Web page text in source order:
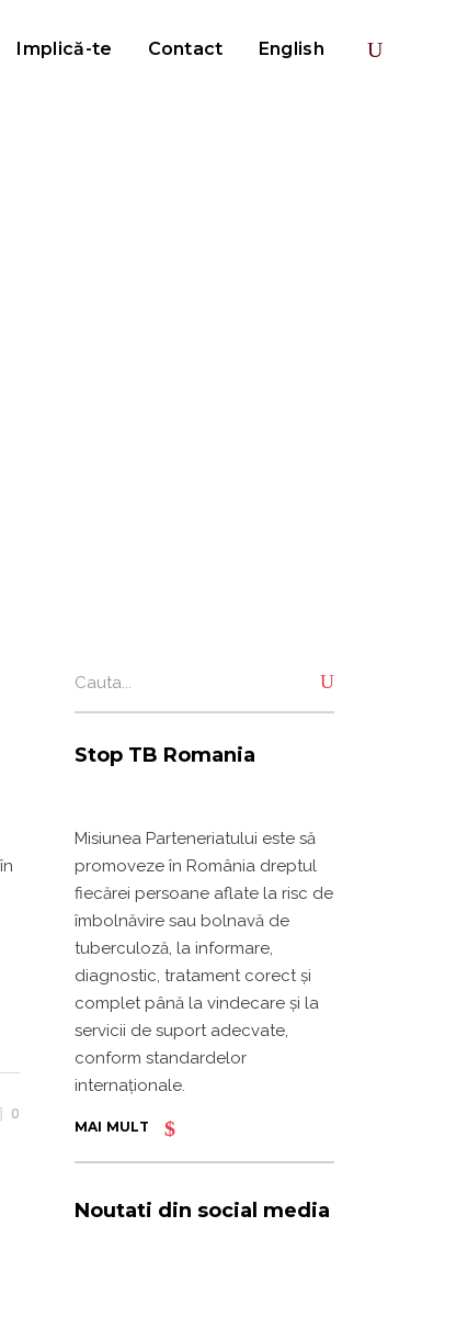
Implică-te Contact English
0
for:
Stop TB Romania
Misiunea Parteneriatului este să
promoveze în România dreptul
fiecărei persoane aflate la risc de
îmbolnăvire sau bolnavă de
tuberculoză, la informare,
diagnostic, tratament corect și
complet până la vindecare și la
servicii de suport adecvate,
conform standardelor
internaționale.
MAI MULT
Noutati din social media